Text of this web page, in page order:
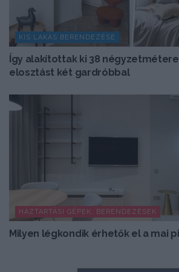
KIS LAKÁS BERENDEZÉSE
Így alakítottak ki 38
elosztást két gardróbbal
HÁZTARTÁSI GÉPEK, BERENDEZÉSEK
Milyen légkondik érhetők el a mai